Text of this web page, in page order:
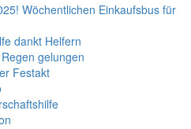
Wöchentlichen Einkaufsbus für
dankt Helfern
gelungen
Festakt